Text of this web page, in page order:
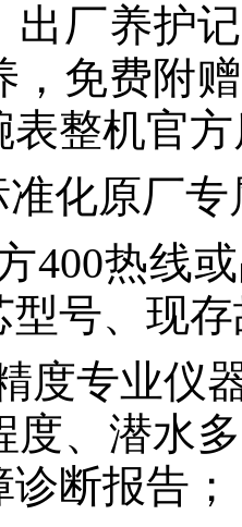
出厂养护
，免费附
表整机官
化原厂
400热线
型号、现
度专业仪
度、潜水
断报告；